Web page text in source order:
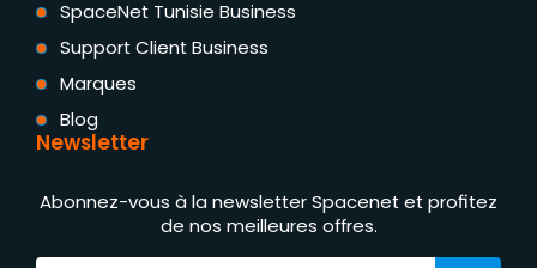
SpaceNet Tunisie Business
Support Client Business
Marques
Blog
Newsletter
Abonnez-vous à la newsletter Spacenet et profitez
de nos meilleures offres.